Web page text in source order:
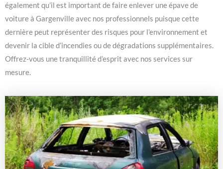
également qu’il est important de faire enlever une épave de
voiture à Gargenville avec nos professionnels puisque cette
dernière peut représenter des risques pour l’environnement et
devenir la cible d’incendies ou de dégradations supplémentaires.
Offrez-vous une tranquillité d’esprit avec nos services sur
mesure.